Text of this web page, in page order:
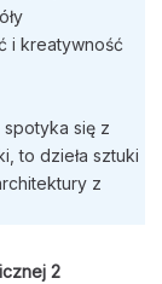
i kreatywność
spotyka się z
to dzieła sztuki
z
2